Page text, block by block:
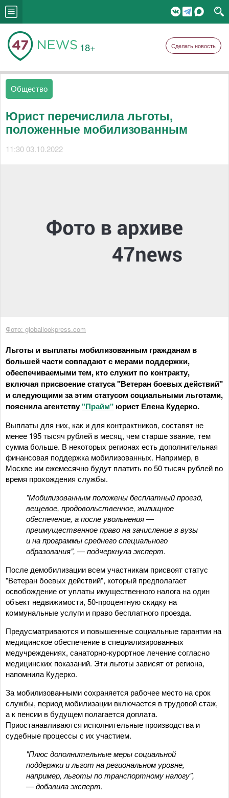
18+ Сделать новость
Общество
Юрист перечислила льготы,
положенные мобилизованным
11:30 03.10.2022
Фото: globallookpress.com
Льготы и выплаты мобилизованным гражданам в
большей части совпадают с мерами поддержки,
обеспечиваемыми тем, кто служит по контракту,
включая присвоение статуса "Ветеран боевых действий"
и следующими за этим статусом социальными льготами,
пояснила агентству"Прайм" юрист Елена Кудерко.
Выплаты для них, как и для контрактников, составят не
менее 195 тысяч рублей в месяц, чем старше звание, тем
сумма больше. В некоторых регионах есть дополнительная
финансовая поддержка мобилизованных. Например, в
Москве им ежемесячно будут платить по 50 тысяч рублей во
время прохождения службы.
"Мобилизованным положены бесплатный проезд,
вещевое, продовольственное, жилищное
обеспечение, а после увольнения —
преимущественное право на зачисление в вузы
и на программы среднего специального
образования", — подчеркнула эксперт.
После демобилизации всем участникам присвоят статус
"Ветеран боевых действий", который предполагает
освобождение от уплаты имущественного налога на один
объект недвижимости, 50-процентную скидку на
коммунальные услуги и право бесплатного проезда.
Предусматриваются и повышенные социальные гарантии на
медицинское обеспечение в специализированных
медучреждениях, санаторно-курортное лечение согласно
медицинских показаний. Эти льготы зависят от региона,
напомнила Кудерко.
За мобилизованными сохраняется рабочее место на срок
службы, период мобилизации включается в трудовой стаж,
а к пенсии в будущем полагается доплата.
Приостанавливаются исполнительные производства и
судебные процессы с их участием.
"Плюс дополнительные меры социальной
поддержки и льгот на региональном уровне,
например, льготы по транспортному налогу",
— добавила эксперт.